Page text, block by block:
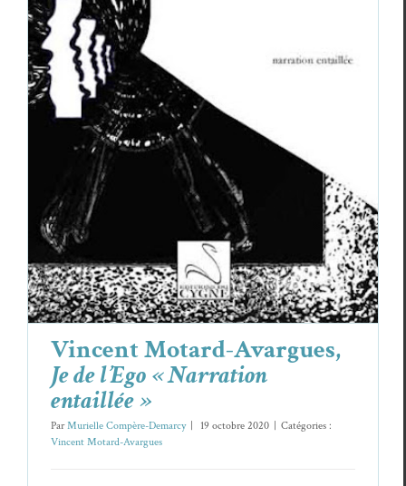
Vincent Motard-Avargues,
Je de l’Ego «
Narration entaillée »
Vincent Motard-Avargues
Vincent Motard-Avargues,
Je de l’Ego « Narration
entaillée »
ParMurielle Compère-Demarcy | 19 octobre 2020 | Catégories :
Vincent Motard-Avargues